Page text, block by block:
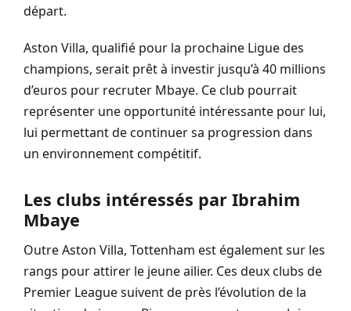
départ.
Aston Villa, qualifié pour la prochaine Ligue des
champions, serait prêt à investir jusqu’à 40 millions
d’euros pour recruter Mbaye. Ce club pourrait
représenter une opportunité intéressante pour lui,
lui permettant de continuer sa progression dans
un environnement compétitif.
Les clubs intéressés par Ibrahim
Mbaye
Outre Aston Villa, Tottenham est également sur les
rangs pour attirer le jeune ailier. Ces deux clubs de
Premier League suivent de près l’évolution de la